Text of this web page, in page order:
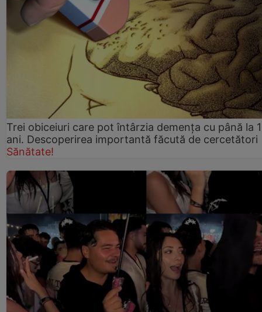
Trei obiceiuri care pot întârzia demența cu până la
ani. Descoperirea importantă făcută de cercetători
Sănătate!